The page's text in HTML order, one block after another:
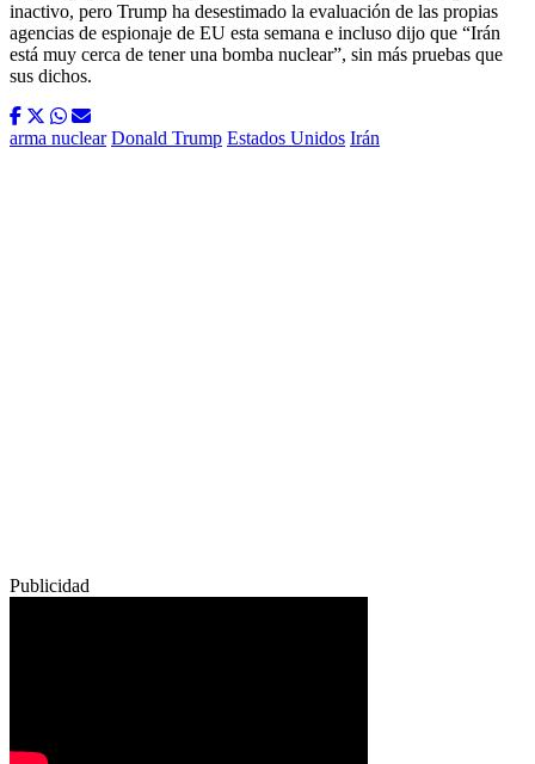
inactivo, pero Trump ha desestimado la evaluación de las propias
agencias de espionaje de EU esta semana e incluso dijo que “Irán
está muy cerca de tener una bomba nuclear”, sin más pruebas que
sus dichos.
arma nuclear Donald Trump Estados Unidos Irán
Publicidad